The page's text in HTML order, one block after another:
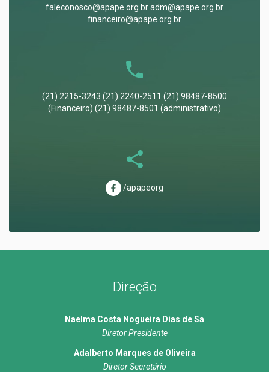
faleconosco@apape.org.br adm@apape.org.br
financeiro@apape.org.br
(21) 2215-3243 (21) 2240-2511 (21) 98487-8500
(Financeiro) (21) 98487-8501 (administrativo)
/apapeorg
Direção
Naelma Costa Nogueira Dias de Sa
Diretor Presidente
Adalberto Marques de Oliveira
Diretor Secretário